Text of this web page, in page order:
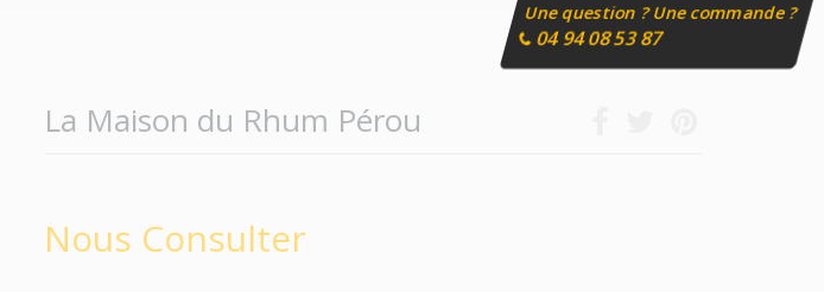
La Maison du Rhum Pérou
Nous Consulter
Une question ? Une commande ?
04 94 08 53 87